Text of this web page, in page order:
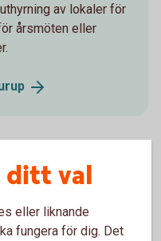
av lokaler för
årsmöten eller
ditt val
eller liknande
fungera för dig. Det